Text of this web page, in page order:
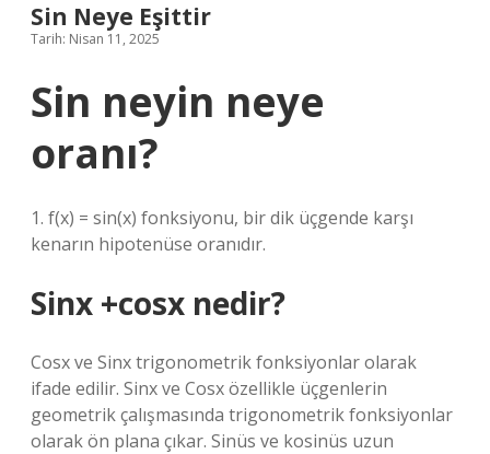
Sin Neye Eşittir
Tarih: Nisan 11, 2025
Sin neyin neye
oranı?
1. f(x) = sin(x) fonksiyonu, bir dik üçgende karşı
kenarın hipotenüse oranıdır.
Sinx +cosx nedir?
Cosx ve Sinx trigonometrik fonksiyonlar olarak
ifade edilir. Sinx ve Cosx özellikle üçgenlerin
geometrik çalışmasında trigonometrik fonksiyonlar
olarak ön plana çıkar. Sinüs ve kosinüs uzun